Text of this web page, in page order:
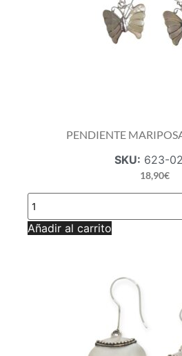
PENDIENTE
SKU: 623-
18,90€
PENDIENTE
MARIPOSA
NACAR
AG
Añadir al carrito